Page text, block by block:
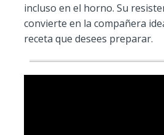
incluso en el horno. Su
convierte en la compañera
receta que desees preparar.